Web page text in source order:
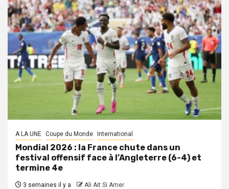
A LA UNE Coupe du Monde International
Mondial 2026 : la France chute dans un
festival offensif face à l’Angleterre (6-4) et
termine 4e
3 semaines il y a Ali Ait Si Amer